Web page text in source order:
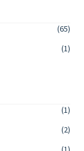
(65)
(1)
(1)
(2)